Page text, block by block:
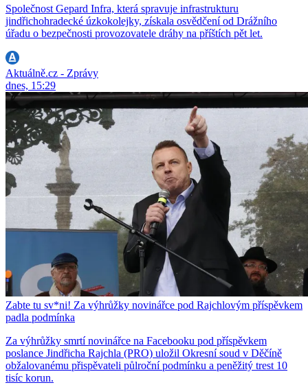
Společnost Gepard Infra, která spravuje infrastrukturu
jindřichohradecké úzkokolejky, získala osvědčení od Drážního
úřadu o bezpečnosti provozovatele dráhy na příštích pět let.
Aktuálně.cz - Zprávy
dnes, 15:29
Zabte tu sv*ni! Za výhrůžky novinářce pod Rajchlovým příspěvkem
padla podmínka
Za výhrůžky smrtí novinářce na Facebooku pod příspěvkem
poslance Jindřicha Rajchla (PRO) uložil Okresní soud v Děčíně
obžalovanému přispěvateli půlroční podmínku a peněžitý trest 10
tisíc korun.